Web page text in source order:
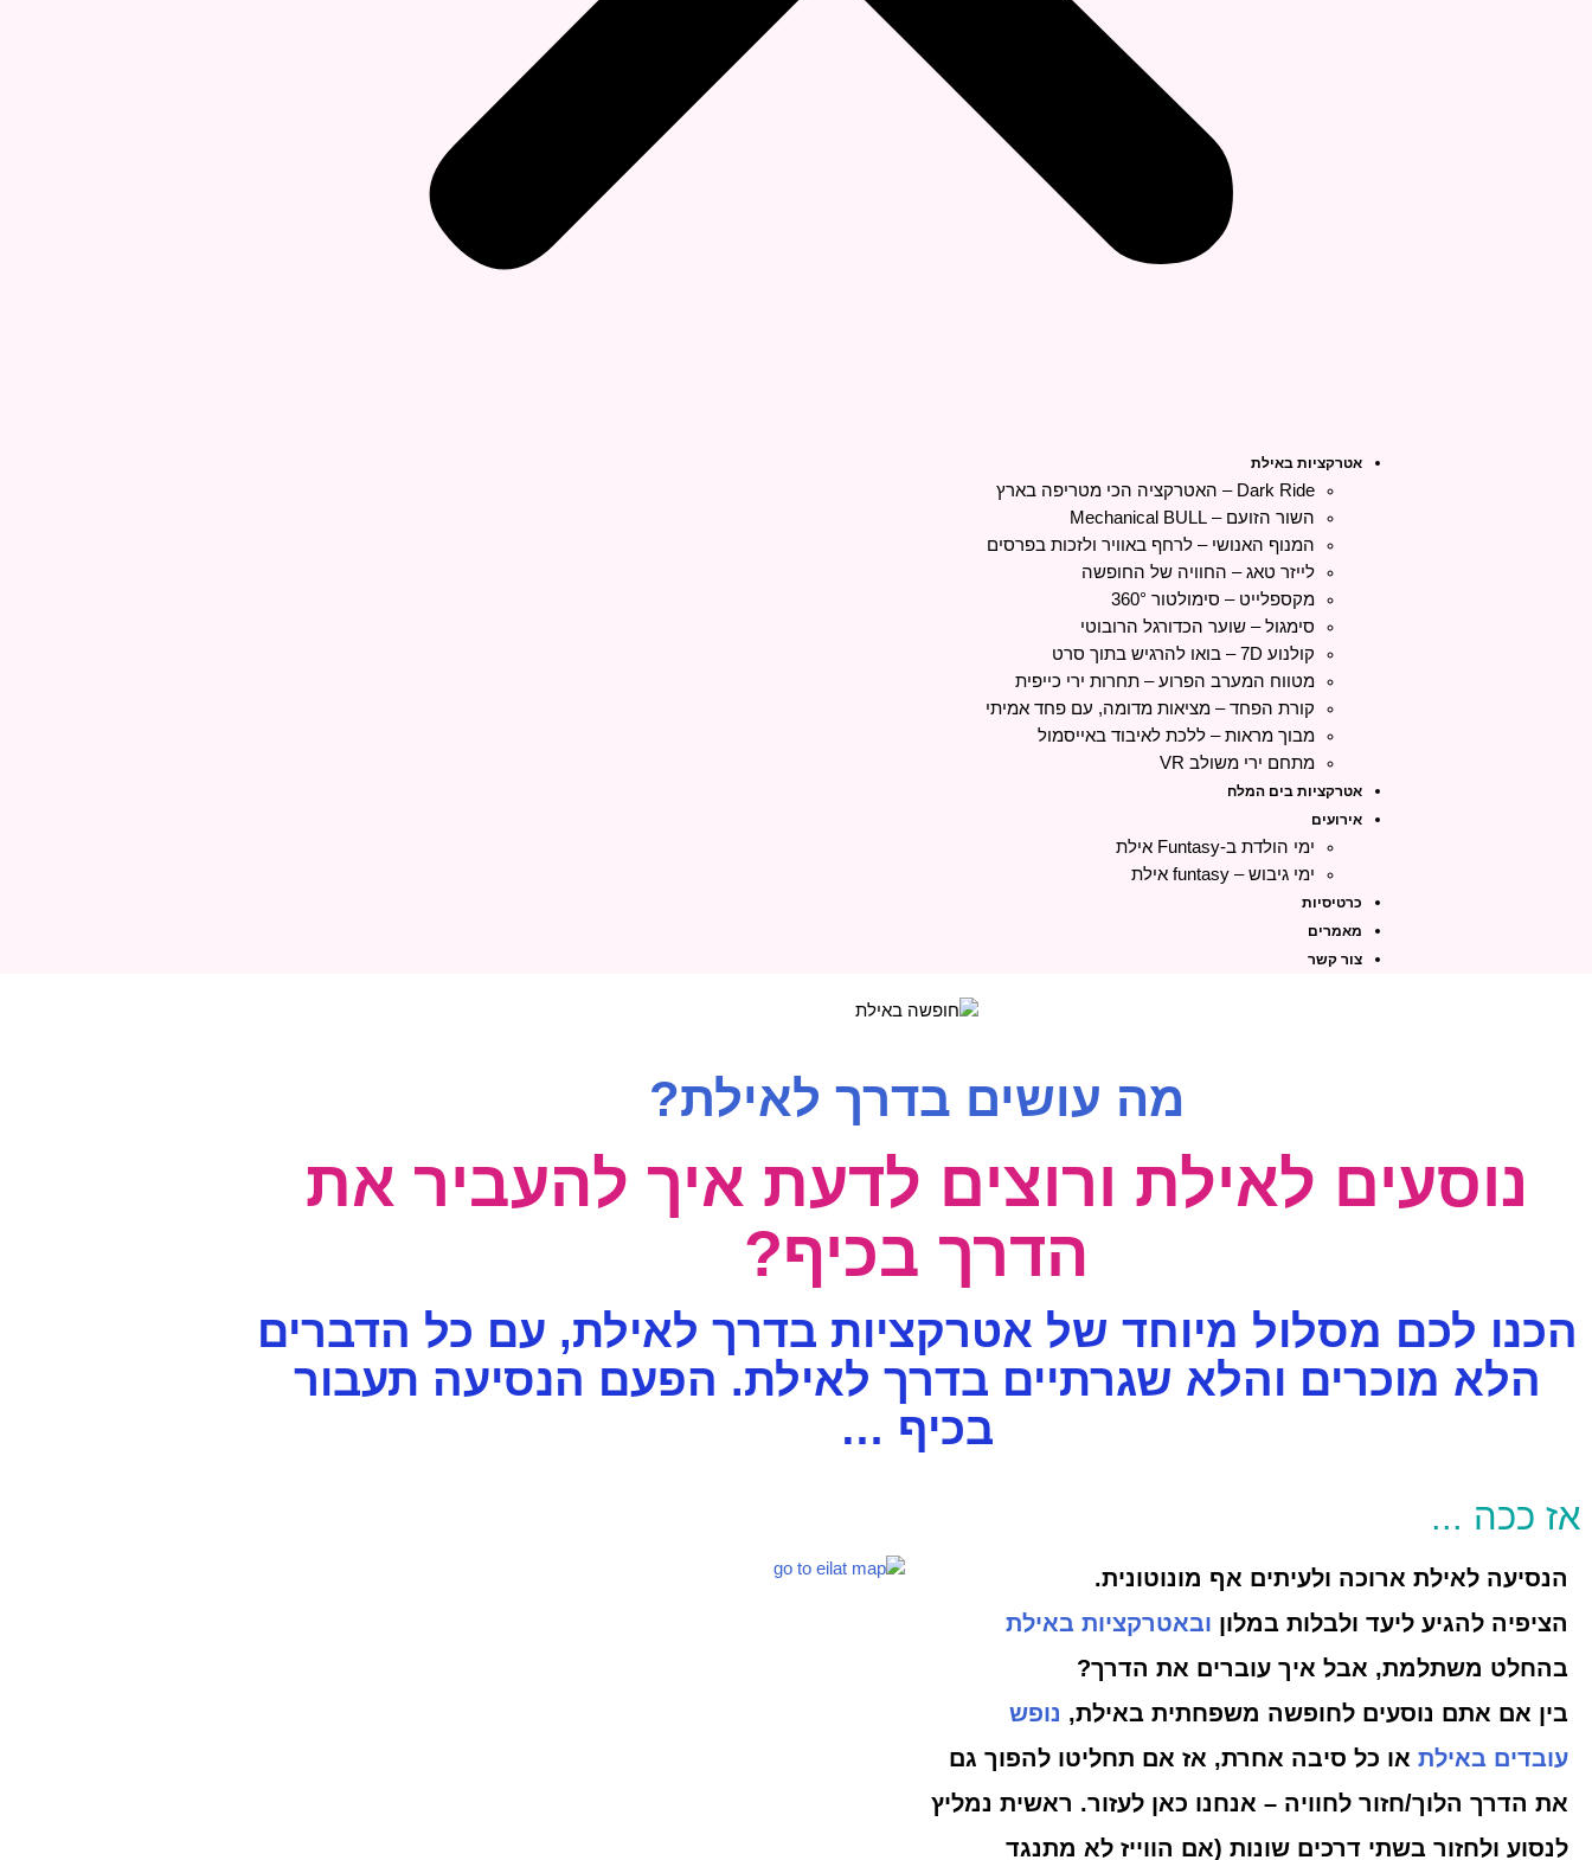
אטרקציות באילת
Dark Ride – האטרקציה הכי מטריפה בארץ
השור הזועם – Mechanical BULL
המנוף האנושי – לרחף באוויר ולזכות בפרסים
לייזר טאג – החוויה של החופשה
מקספלייט – סימולטור 360°
סימגול – שוער הכדורגל הרובוטי
קולנוע 7D – בואו להרגיש בתוך סרט
מטווח המערב הפרוע – תחרות ירי כייפית
קורת הפחד – מציאות מדומה, עם פחד אמיתי
מבוך מראות – ללכת לאיבוד באייסמול
מתחם ירי משולב VR
אטרקציות בים המלח
אירועים
ימי הולדת ב-Funtasy אילת
ימי גיבוש – funtasy אילת
כרטיסיות
מאמרים
צור קשר
מה עושים בדרך לאילת?
נוסעים לאילת ורוצים לדעת איך להעביר את
הדרך בכיף?
הכנו לכם מסלול מיוחד של אטרקציות בדרך לאילת, עם כל הדברים
הלא מוכרים והלא שגרתיים בדרך לאילת. הפעם הנסיעה תעבור
בכיף …
אז ככה ...
הנסיעה לאילת ארוכה ולעיתים אף מונוטונית.
הציפיה להגיע ליעד ולבלות במלון ובאטרקציות באילת
בהחלט משתלמת, אבל איך עוברים את הדרך?
בין אם אתם נוסעים לחופשה משפחתית באילת, נופש
עובדים באילת או כל סיבה אחרת, אז אם תחליטו להפוך גם
את הדרך הלוך/חזור לחוויה – אנחנו כאן לעזור. ראשית נמליץ
לנסוע ולחזור בשתי דרכים שונות (אם הווייז לא מתנגד